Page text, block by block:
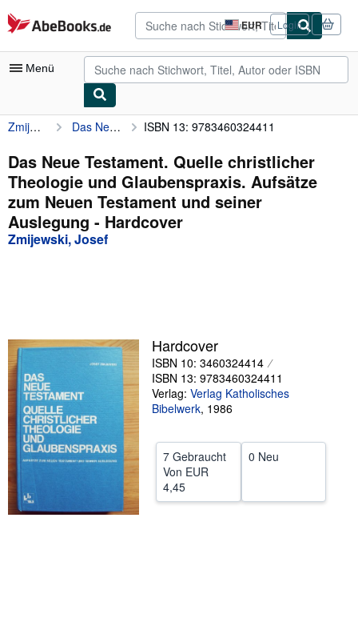
Zum Hauptinhalt
AbeBooks.de EUR
Seite
der
Einkaufseinstellungen.
Login
Menü
Nutzerkonto
Meine Bestellungen
Detailsuche
Sammlungen
Antiquarische Bücher
Hilfe
SCHLIESSEN
Zmijewski, Josef Das Neue Testament. Quelle christlicher Theologie und Glaubenspraxis. Aufsätze zum Neuen Testament und seiner Auslegung ISBN 13: 9783460324411
Das Neue Testament. Quelle christlicher
Theologie und Glaubenspraxis. Aufsätze
zum Neuen Testament und seiner
Auslegung - Hardcover
Zmijewski, Josef
Hardcover
ISBN 10: 3460324414
ISBN 13: 9783460324411
Verlag: Verlag Katholisches
Bibelwerk, 1986
7 Gebraucht
Von EUR
4,45
0 Neu